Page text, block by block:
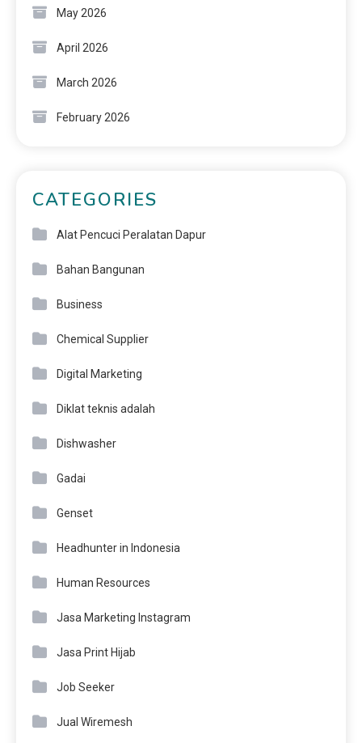
May 2026
April 2026
March 2026
February 2026
CATEGORIES
Alat Pencuci Peralatan Dapur
Bahan Bangunan
Business
Chemical Supplier
Digital Marketing
Diklat teknis adalah
Dishwasher
Gadai
Genset
Headhunter in Indonesia
Human Resources
Jasa Marketing Instagram
Jasa Print Hijab
Job Seeker
Jual Wiremesh